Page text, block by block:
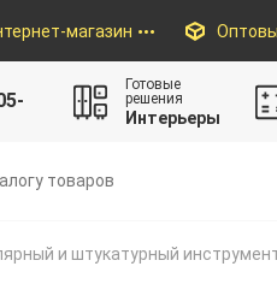
магазин
Готовые
решения
Интерьеры
и штукатурный